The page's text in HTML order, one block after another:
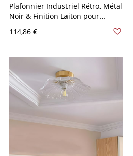
Plafonnier Industriel Rétro, Métal
Noir & Finition Laiton pour
Couloir ou Cuisine - 110 V-120 V
21,59 cm Couvercle
114,86 €